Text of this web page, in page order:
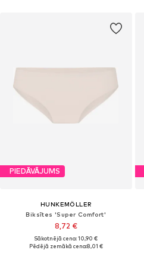
PIEDĀVĀJUMS
HUNKEMÖLLER
Biksītes 'Super Comfort'
8,72 €
Sākotnējā cena: 10,90 €
Pēdējā zemākā cena:8,01 €